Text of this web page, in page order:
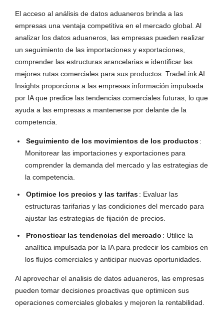
El acceso al análisis de datos aduaneros brinda a las
empresas una ventaja competitiva en el mercado global. Al
analizar los datos aduaneros, las empresas pueden realizar
un seguimiento de las importaciones y exportaciones,
comprender las estructuras arancelarias e identificar las
mejores rutas comerciales para sus productos. TradeLink AI
Insights proporciona a las empresas información impulsada
por IA que predice las tendencias comerciales futuras, lo que
ayuda a las empresas a mantenerse por delante de la
competencia.
Seguimiento de los movimientos de los productos:
Monitorear las importaciones y exportaciones para
comprender la demanda del mercado y las estrategias de
la competencia.
Optimice los precios y las tarifas: Evaluar las
estructuras tarifarias y las condiciones del mercado para
ajustar las estrategias de fijación de precios.
Pronosticar las tendencias del mercado : Utilice la
analítica impulsada por la IA para predecir los cambios en
los flujos comerciales y anticipar nuevas oportunidades.
Al aprovechar el analisis de datos aduaneros, las empresas
pueden tomar decisiones proactivas que optimicen sus
operaciones comerciales globales y mejoren la rentabilidad.